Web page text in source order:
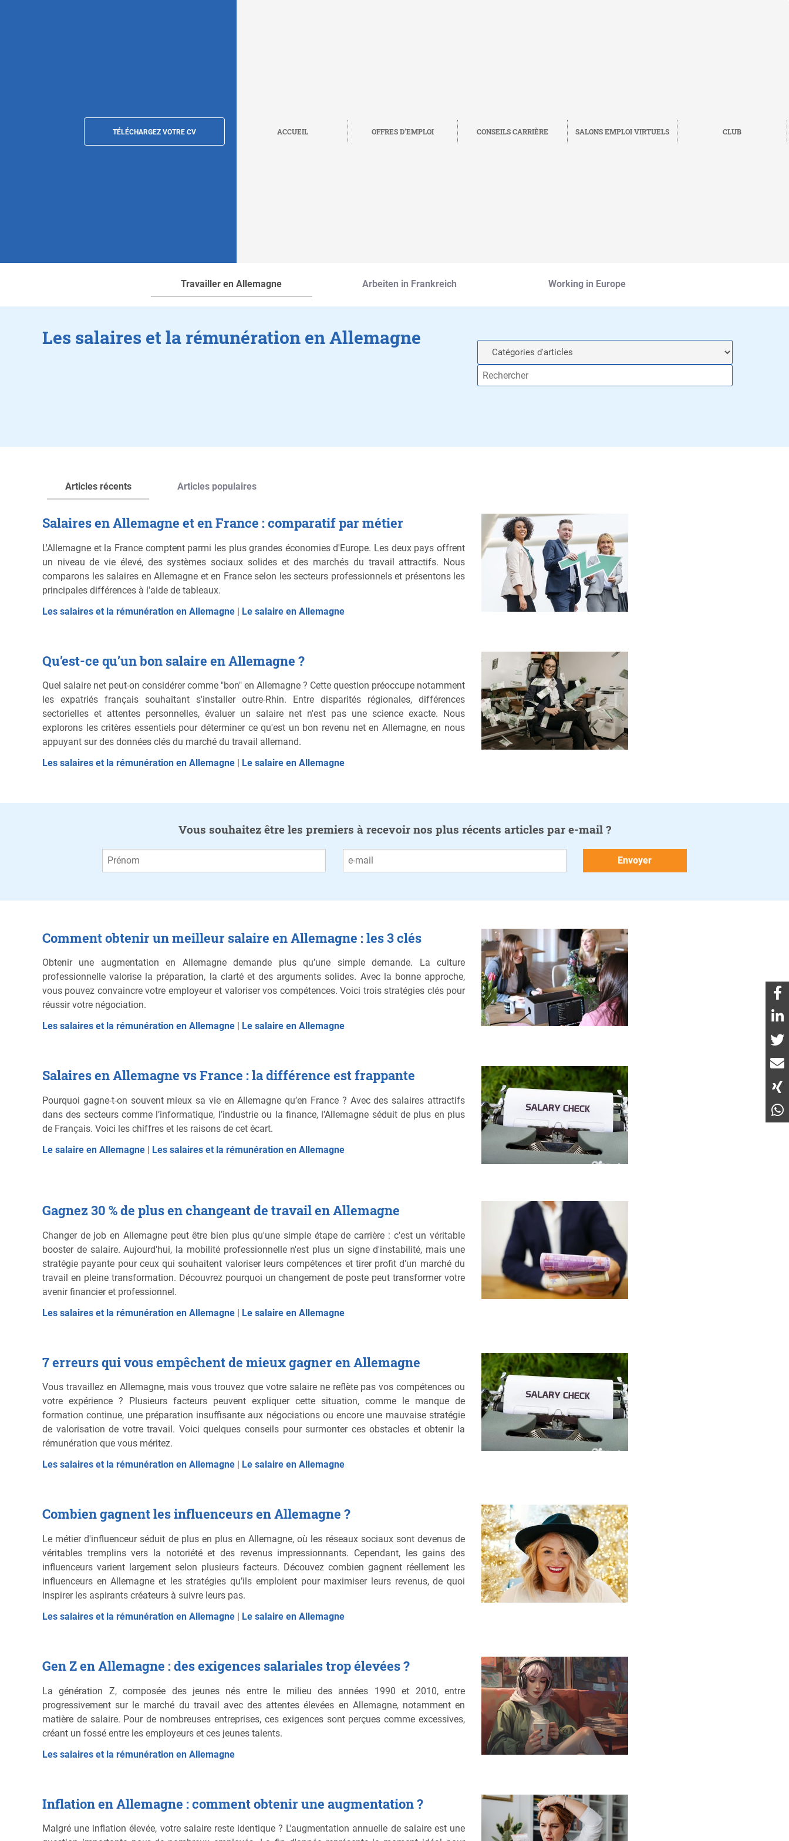
TÉLÉCHARGEZ VOTRE CV ACCUEIL OFFRES D'EMPLOI CONSEILS CARRIÈRE SALONS EMPLOI VIRTUELS CLUB
Travailler en Allemagne Arbeiten in Frankreich Working in Europe
Les salaires et la rémunération en Allemagne
Articles récents Articles populaires
Salaires en Allemagne et en France : comparatif par métier
L'Allemagne et la France comptent parmi les plus grandes économies d'Europe. Les deux pays offrent
un niveau de vie élevé, des systèmes sociaux solides et des marchés du travail attractifs. Nous
comparons les salaires en Allemagne et en France selon les secteurs professionnels et présentons les
principales différences à l'aide de tableaux.
Les salaires et la rémunération en Allemagne | Le salaire en Allemagne
Qu’est-ce qu’un bon salaire en Allemagne ?
Quel salaire net peut-on considérer comme "bon" en Allemagne ? Cette question préoccupe notamment
les expatriés français souhaitant s'installer outre-Rhin. Entre disparités régionales, différences
sectorielles et attentes personnelles, évaluer un salaire net n'est pas une science exacte. Nous
explorons les critères essentiels pour déterminer ce qu'est un bon revenu net en Allemagne, en nous
appuyant sur des données clés du marché du travail allemand.
Les salaires et la rémunération en Allemagne
Le salaire en Allemagne
Vous souhaitez être les premiers à recevoir nos plus récents articles par e-mail ?
Comment obtenir un meilleur salaire en Allemagne : les 3 clés
Obtenir une augmentation en Allemagne demande plus qu’une simple demande. La culture
professionnelle valorise la préparation, la clarté et des arguments solides. Avec la bonne approche,
vous pouvez convaincre votre employeur et valoriser vos compétences. Voici trois stratégies clés pour
réussir votre négociation.
Les salaires et la rémunération en Allemagne
Le salaire en Allemagne
Salaires en Allemagne vs France : la différence est frappante
Pourquoi gagne-t-on souvent mieux sa vie en Allemagne qu’en France ? Avec des salaires attractifs
dans des secteurs comme l’informatique, l’industrie ou la finance, l’Allemagne séduit de plus en plus
de Français. Voici les chiffres et les raisons de cet écart.
Le salaire en Allemagne | Les salaires et la rémunération en Allemagne
Gagnez 30 % de plus en changeant de travail en Allemagne
Changer de job en Allemagne peut être bien plus qu'une simple étape de carrière : c'est un véritable
booster de salaire. Aujourd'hui, la mobilité professionnelle n'est plus un signe d'instabilité, mais une
stratégie payante pour ceux qui souhaitent valoriser leurs compétences et tirer profit d'un marché du
travail en pleine transformation. Découvrez pourquoi un changement de poste peut transformer votre
avenir financier et professionnel.
Les salaires et la rémunération en Allemagne | Le salaire en Allemagne
7 erreurs qui vous empêchent de mieux gagner en Allemagne
Vous travaillez en Allemagne, mais vous trouvez que votre salaire ne reflète pas vos compétences ou
votre expérience ? Plusieurs facteurs peuvent expliquer cette situation, comme le manque de
formation continue, une préparation insuffisante aux négociations ou encore une mauvaise stratégie
de valorisation de votre travail. Voici quelques conseils pour surmonter ces obstacles et obtenir la
rémunération que vous méritez.
Les salaires et la rémunération en Allemagne
Le salaire en Allemagne
Combien gagnent les influenceurs en Allemagne ?
Le métier d'influenceur séduit de plus en plus en Allemagne, où les réseaux sociaux sont devenus de
véritables tremplins vers la notoriété et des revenus impressionnants. Cependant, les gains des
influenceurs varient largement selon plusieurs facteurs. Découvez combien gagnent réellement les
influenceurs en Allemagne et les stratégies qu’ils emploient pour maximiser leurs revenus, de quoi
inspirer les aspirants créateurs à suivre leurs pas.
Les salaires et la rémunération en Allemagne | Le salaire en Allemagne
Gen Z en Allemagne : des exigences salariales trop élevées ?
La génération Z, composée des jeunes nés entre le milieu des années 1990 et 2010, entre
progressivement sur le marché du travail avec des attentes élevées en Allemagne, notamment en
matière de salaire. Pour de nombreuses entreprises, ces exigences sont perçues comme excessives,
créant un fossé entre les employeurs et ces jeunes talents.
Les salaires et la rémunération en Allemagne
Inflation en Allemagne : comment obtenir une augmentation ?
Malgré une inflation élevée, votre salaire reste identique ? L'augmentation annuelle de salaire est une